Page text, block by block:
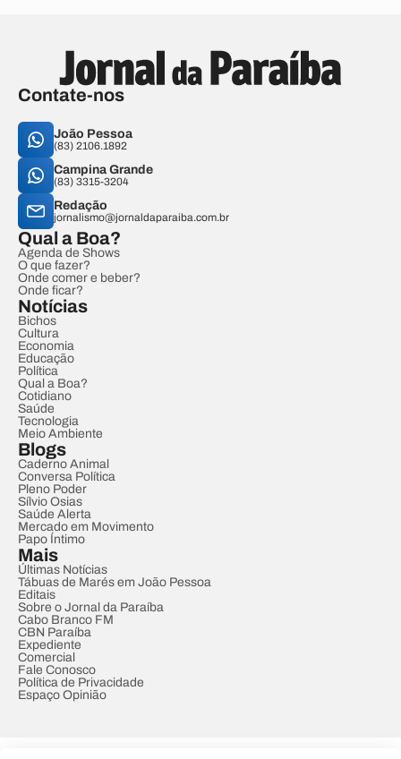
Contate-nos
João Pessoa
(83) 2106.1892
Campina Grande
(83) 3315-3204
Redação
jornalismo@jornaldaparaiba.com.br
Qual a Boa?
Agenda de Shows
O que fazer?
Onde comer e beber?
Onde ficar?
Notícias
Bichos
Cultura
Economia
Educação
Política
Qual a Boa?
Cotidiano
Saúde
Tecnologia
Meio Ambiente
Blogs
Caderno Animal
Conversa Política
Pleno Poder
Sílvio Osias
Saúde Alerta
Mercado em Movimento
Papo Íntimo
Mais
Últimas Notícias
Tábuas de Marés em João Pessoa
Editais
Sobre o Jornal da Paraíba
Cabo Branco FM
CBN Paraíba
Expediente
Comercial
Fale Conosco
Política de Privacidade
Espaço Opinião